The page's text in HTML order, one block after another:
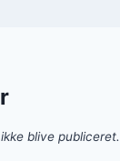
blive publiceret.